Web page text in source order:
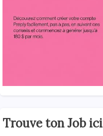
Trouve ton Job ici